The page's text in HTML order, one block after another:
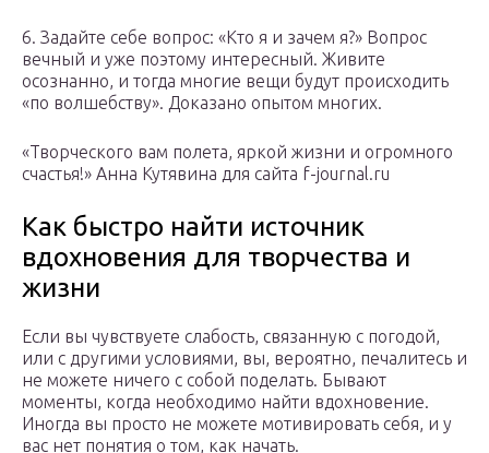
6. Задайте себе вопрос: «Кто я и зачем я?» Вопрос
вечный и уже поэтому интересный. Живите
осознанно, и тогда многие вещи будут происходить
«по волшебству». Доказано опытом многих.
«Творческого вам полета, яркой жизни и огромного
счастья!» Анна Кутявина для сайта f-journal.ru
Как быстро найти источник
вдохновения для творчества и
жизни
Если вы чувствуете слабость, связанную с погодой,
или с другими условиями, вы, вероятно, печалитесь и
не можете ничего с собой поделать. Бывают
моменты, когда необходимо найти вдохновение.
Иногда вы просто не можете мотивировать себя, и у
вас нет понятия о том, как начать.